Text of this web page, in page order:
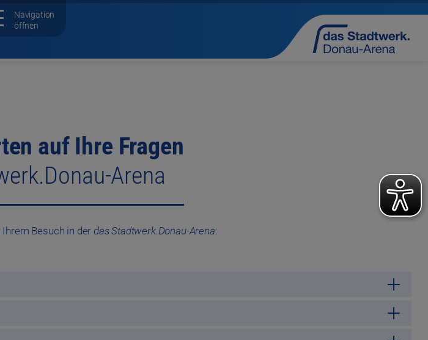
auf Ihre Fragen
Arena
Ihrem Besuch in derdas Stadtwerk.Donau-Arena: